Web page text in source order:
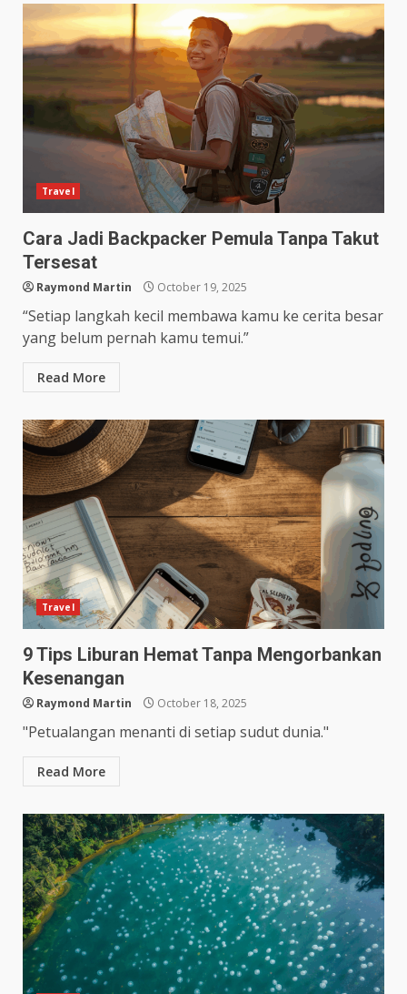
Travel
Cara Jadi Backpacker Pemula Tanpa Takut
Tersesat
Raymond Martin October 19, 2025
“Setiap langkah kecil membawa kamu ke cerita besar
yang belum pernah kamu temui.”
Read More
Travel
9 Tips Liburan Hemat Tanpa Mengorbankan
Kesenangan
Raymond Martin October 18, 2025
"Petualangan menanti di setiap sudut dunia."
Read More